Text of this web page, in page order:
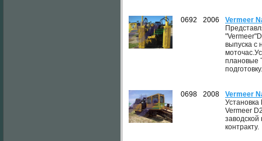
0692 2006
Vermeer
выпуска с
плановые
0698 2008
Vermeer
Vermeer
заводской
контракту.